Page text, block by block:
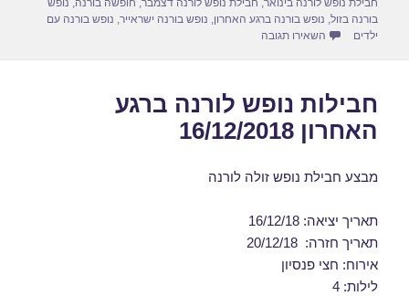
o
o
o
n
בורנה בזול נופש בורנה ברגע האחרון נופש בורנה ישראייר נופש בורנה עם
ילדים
השאירו תגובה
חבילות נופש לורנה ברגע
האחרון 16/12/2018
מבצע חבילת נופש זולה לורנה
תאריך יציאה: 16/12/18
תאריך חזרה: 20/12/18
אירוח: חצי פנסיון
לילות: 4